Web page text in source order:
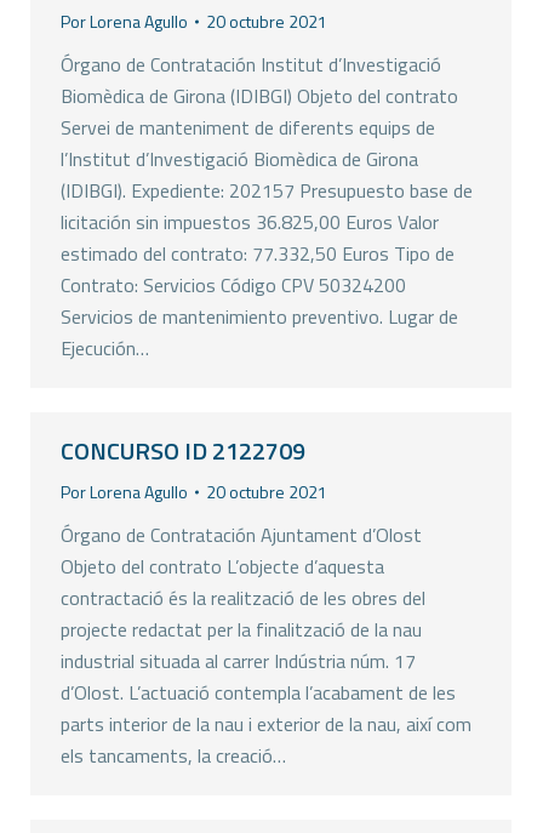
PorLorena Agullo 20 octubre 2021
Órgano de Contratación Institut d’Investigació
Biomèdica de Girona (IDIBGI) Objeto del contrato
Servei de manteniment de diferents equips de
l’Institut d’Investigació Biomèdica de Girona
(IDIBGI). Expediente: 202157 Presupuesto base de
licitación sin impuestos 36.825,00 Euros Valor
estimado del contrato: 77.332,50 Euros Tipo de
Contrato: Servicios Código CPV 50324200
Servicios de mantenimiento preventivo. Lugar de
Ejecución…
CONCURSO ID 2122709
PorLorena Agullo 20 octubre 2021
Órgano de Contratación Ajuntament d’Olost
Objeto del contrato L’objecte d’aquesta
contractació és la realització de les obres del
projecte redactat per la finalització de la nau
industrial situada al carrer Indústria núm. 17
d’Olost. L’actuació contempla l’acabament de les
parts interior de la nau i exterior de la nau, així com
els tancaments, la creació…